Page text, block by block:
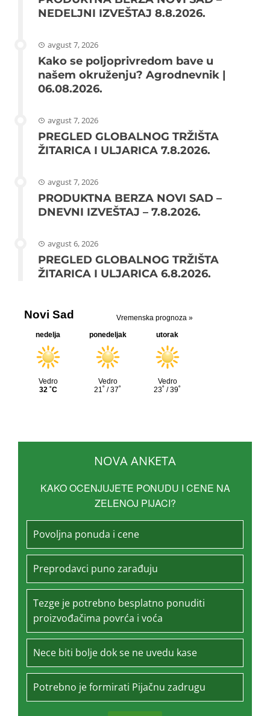
NEDELJNI IZVEŠTAJ 8.8.2026.
avgust 7, 2026
Kako se poljoprivredom bave u
našem okruženju? Agrodnevnik |
06.08.2026.
avgust 7, 2026
PREGLED GLOBALNOG TRŽIŠTA
ŽITARICA I ULJARICA 7.8.2026.
avgust 7, 2026
PRODUKTNA BERZA NOVI SAD –
DNEVNI IZVEŠTAJ – 7.8.2026.
avgust 6, 2026
PREGLED GLOBALNOG TRŽIŠTA
ŽITARICA I ULJARICA 6.8.2026.
NOVA ANKETA
KAKO OCENJUJETE PONUDU I CENE NA
ZELENOJ PIJACI?
Povoljna ponuda i cene
Preprodavci puno zarađuju
Tezge je potrebno besplatno ponuditi
proizvođačima povrća i voća
Nece biti bolje dok se ne uvedu kase
Potrebno je formirati Pijačnu zadrugu